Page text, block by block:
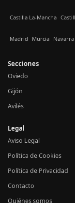
Castilla La-Mancha
Madrid Murcia Navarra
Secciones
Oviedo
Gijón
Avilés
Legal
Aviso Legal
Política de Cookies
Política de Privacidad
Contacto
Quiénes somos